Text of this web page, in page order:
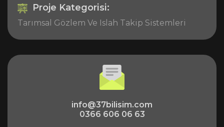
Proje Kategorisi:
Tarımsal Gözlem Ve Islah Takip Sistemleri
info@37bilisim.com
0366 606 06 63